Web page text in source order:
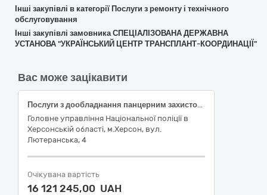
Інші закупівлі в категорії Послуги з ремонту і технічного
обслуговування
Інші закупівлі замовника СПЕЦІАЛІЗОВАНА ДЕРЖАВНА
УСТАНОВА "УКРАЇНСЬКИЙ ЦЕНТР ТРАНСПЛАНТ-КООРДИНАЦІЇ"
Вас може зацікавити
Послуги з дообладнання панцерним захистом службового спеціалізованого транспорту
Головне управління Національної поліції в
Херсонській області, м.Херсон, вул.
Лютеранська, 4
Очікувана вартість
16 121 245,00 UAH